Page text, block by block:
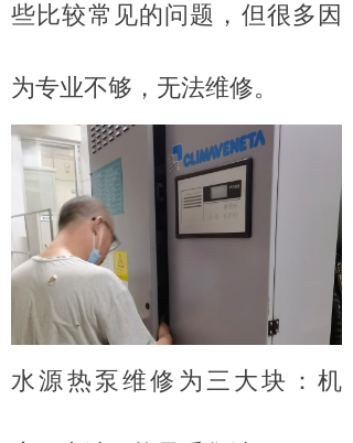
些比较常见的问题，但很多因
为专业不够，无法维修。
水源热泵维修为三大块：机